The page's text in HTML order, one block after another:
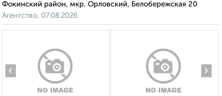
Фокинский район, мкр. Орловский, Белобережская 20
Агентство, 07.08.2026
‹ ›